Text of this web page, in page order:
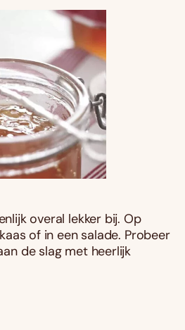
overal lekker bij. Op
of in een salade. Probeer
de slag met heerlijk